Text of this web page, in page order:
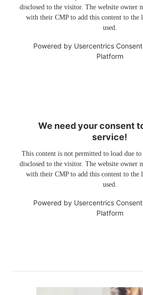
disclosed to the visitor. The website owner
with their CMP to add this content to the
used.
Powered by Usercentrics
Platform
We need your consent
service!
This content is not permitted to load due to
disclosed to the visitor. The website owner
with their CMP to add this content to the
used.
Powered by Usercentrics
Platform